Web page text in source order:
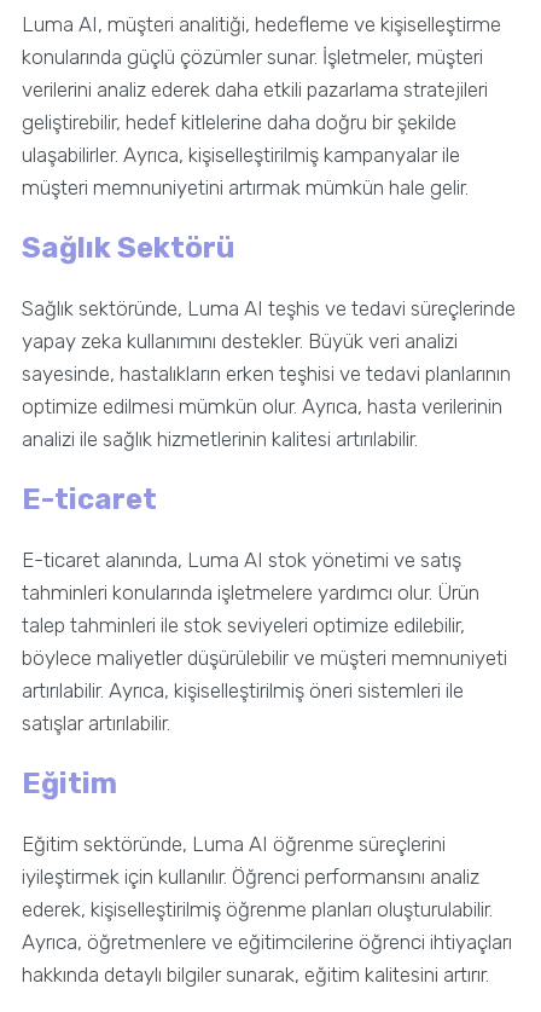
Luma AI, müşteri analitiği, hedefleme ve kişiselleştirme
konularında güçlü çözümler sunar. İşletmeler, müşteri
verilerini analiz ederek daha etkili pazarlama stratejileri
geliştirebilir, hedef kitlelerine daha doğru bir şekilde
ulaşabilirler. Ayrıca, kişiselleştirilmiş kampanyalar ile
müşteri memnuniyetini artırmak mümkün hale gelir.
Sağlık Sektörü
Sağlık sektöründe, Luma AI teşhis ve tedavi süreçlerinde
yapay zeka kullanımını destekler. Büyük veri analizi
sayesinde, hastalıkların erken teşhisi ve tedavi planlarının
optimize edilmesi mümkün olur. Ayrıca, hasta verilerinin
analizi ile sağlık hizmetlerinin kalitesi artırılabilir.
E-ticaret
E-ticaret alanında, Luma AI stok yönetimi ve satış
tahminleri konularında işletmelere yardımcı olur. Ürün
talep tahminleri ile stok seviyeleri optimize edilebilir,
böylece maliyetler düşürülebilir ve müşteri memnuniyeti
artırılabilir. Ayrıca, kişiselleştirilmiş öneri sistemleri ile
satışlar artırılabilir.
Eğitim
Eğitim sektöründe, Luma AI öğrenme süreçlerini
iyileştirmek için kullanılır. Öğrenci performansını analiz
ederek, kişiselleştirilmiş öğrenme planları oluşturulabilir.
Ayrıca, öğretmenlere ve eğitimcilerine öğrenci ihtiyaçları
hakkında detaylı bilgiler sunarak, eğitim kalitesini artırır.